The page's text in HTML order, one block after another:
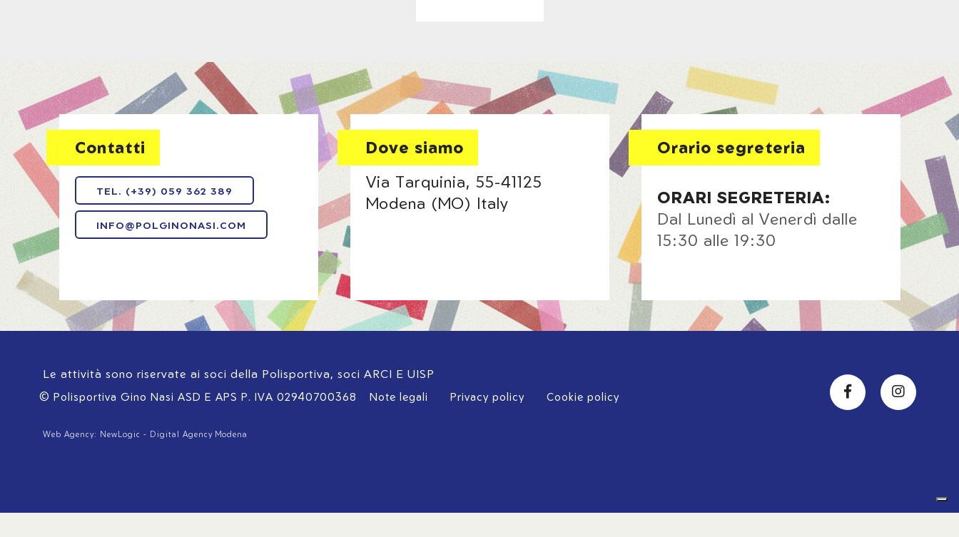
Contatti
TEL. (+39) 059 362 389
INFO@POLGINONASI.COM
Dove siamo
Via Tarquinia, 55-41125
Modena (MO) Italy
Orario segreteria
ORARI SEGRETERIA:
Dal Lunedì al Venerdì dalle
15:30 alle 19:30
Le attività sono riservate ai soci della Polisportiva, soci ARCI E UISP
© Polisportiva Gino Nasi ASD E APS P. IVA 02940700368 Note legali Privacy policy Cookie policy
Web Agency: NewLogic - Digital Agency Modena